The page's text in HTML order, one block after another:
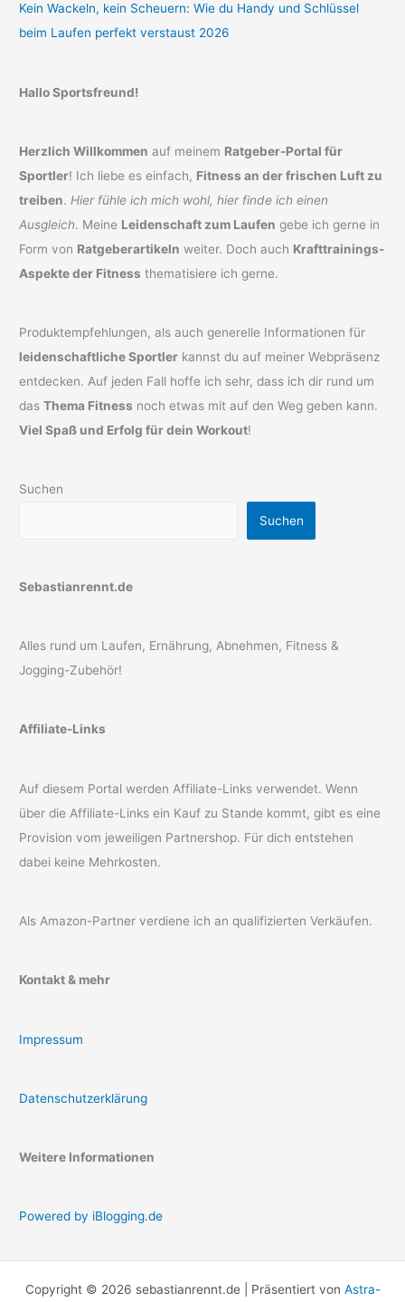
Kein Wackeln, kein Scheuern: Wie du Handy und Schlüssel
beim Laufen perfekt verstaust 2026
Hallo Sportsfreund!
Herzlich Willkommen auf meinem Ratgeber-Portal für
Sportler! Ich liebe es einfach, Fitness an der frischen Luft zu
treiben. Hier fühle ich mich wohl, hier finde ich einen
Ausgleich. Meine Leidenschaft zum Laufen gebe ich gerne in
Form von Ratgeberartikeln weiter. Doch auch Krafttrainings-
Aspekte der Fitness thematisiere ich gerne.
Produktempfehlungen, als auch generelle Informationen für
leidenschaftliche Sportler kannst du auf meiner Webpräsenz
entdecken. Auf jeden Fall hoffe ich sehr, dass ich dir rund um
dasThema Fitness noch etwas mit auf den Weg geben kann.
Viel Spaß und Erfolg für dein Workout!
Suchen
Suchen
Sebastianrennt.de
Alles rund um Laufen, Ernährung, Abnehmen, Fitness &
Jogging-Zubehör!
Affiliate-Links
Auf diesem Portal werden Affiliate-Links verwendet. Wenn
über die Affiliate-Links ein Kauf zu Stande kommt, gibt es eine
Provision vom jeweiligen Partnershop. Für dich entstehen
dabei keine Mehrkosten.
Als Amazon-Partner verdiene ich an qualifizierten Verkäufen.
Kontakt & mehr
Impressum
Datenschutzerklärung
Weitere Informationen
Powered by iBlogging.de
Copyright © 2026 sebastianrennt.de | Präsentiert von Astra-